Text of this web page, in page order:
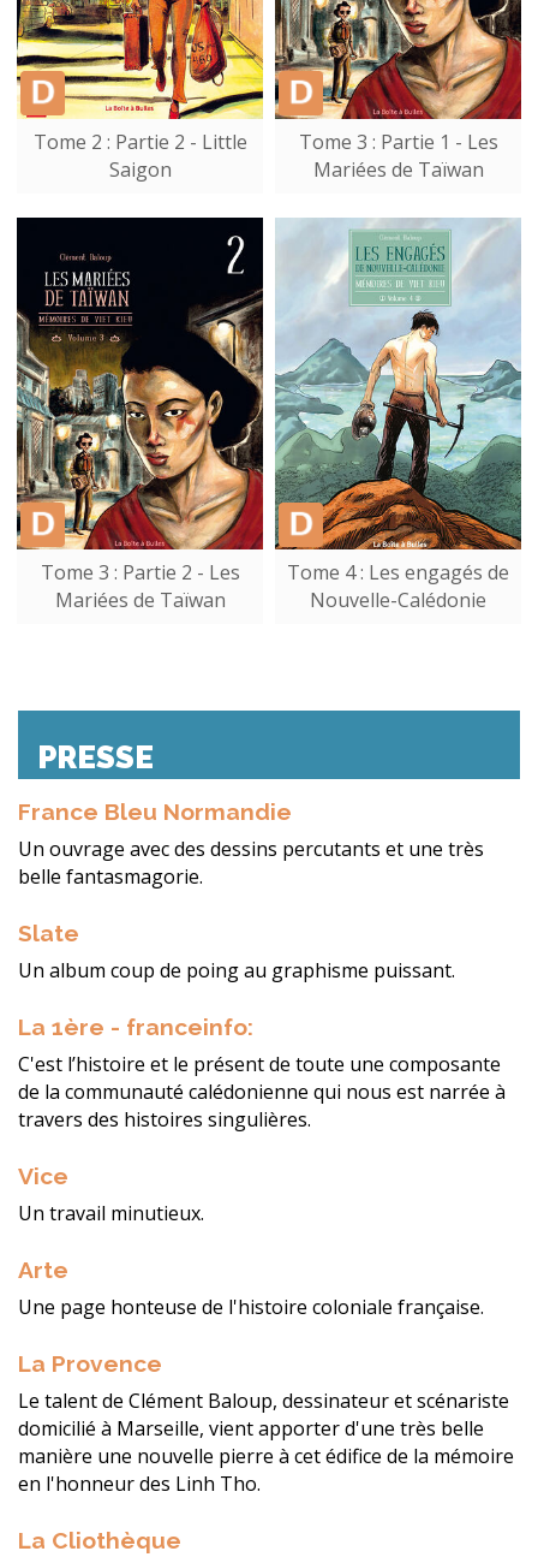
Tome 2 : Partie 2 - Little
Saigon
Tome 3 : Partie 1 - Les
Mariées de Taïwan
Tome 3 : Partie 2 - Les
Mariées de Taïwan
Tome 4 : Les engagés de
Nouvelle-Calédonie
PRESSE
France Bleu Normandie
Un ouvrage avec des dessins percutants et une très
belle fantasmagorie.
Slate
Un album coup de poing au graphisme puissant.
La 1ère - franceinfo:
C'est l’histoire et le présent de toute une composante
de la communauté calédonienne qui nous est narrée à
travers des histoires singulières.
Vice
Un travail minutieux.
Arte
Une page honteuse de l'histoire coloniale française.
La Provence
Le talent de Clément Baloup, dessinateur et scénariste
domicilié à Marseille, vient apporter d'une très belle
manière une nouvelle pierre à cet édifice de la mémoire
en l'honneur des Linh Tho.
La Cliothèque